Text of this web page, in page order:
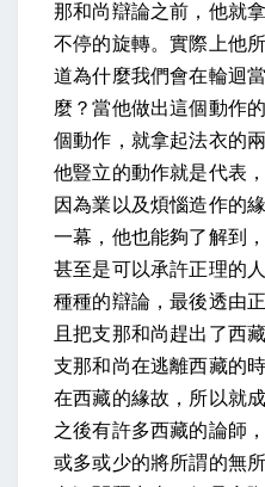
那和尚辯論之前，他就
不停的旋轉。實際上他
道為什麼我們會在輪迴
麼？當他做出這個動作
個動作，就拿起法衣的
他豎立的動作就是代表
因為業以及煩惱造作的
一幕，他也能夠了解到
甚至是可以承許正理的
種種的辯論，最後透由
且把支那和尚趕出了西
支那和尚在逃離西藏的
在西藏的緣故，所以就
之後有許多西藏的論師
或多或少的將所謂的無